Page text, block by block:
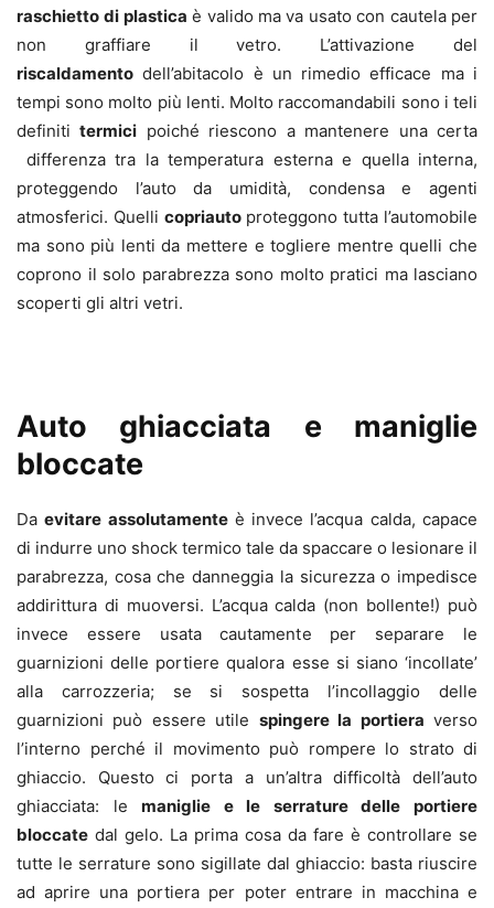
raschietto di plastica è valido ma va usato con cautela per
non graffiare il vetro. L’attivazione del
riscaldamento dell’abitacolo è un rimedio efficace ma i
tempi sono molto più lenti. Molto raccomandabili sono i teli
definititermici poiché riescono a mantenere una certa
differenza tra la temperatura esterna e quella interna,
proteggendo l’auto da umidità, condensa e agenti
atmosferici. Quelli copriautoproteggono tutta l’automobile
ma sono più lenti da mettere e togliere mentre quelli che
coprono il solo parabrezza sono molto pratici ma lasciano
scoperti gli altri vetri.
Auto ghiacciata e maniglie
bloccate
Daevitare assolutamenteè invece l’acqua calda, capace
di indurre uno shock termico tale da spaccare o lesionare il
parabrezza, cosa che danneggia la sicurezza o impedisce
addirittura di muoversi. L’acqua calda (non bollente!) può
invece essere usata cautamente per separare le
guarnizioni delle portiere qualora esse si siano ‘incollate’
alla carrozzeria; se si sospetta l’incollaggio delle
guarnizioni può essere utile spingere la portiera verso
l’interno perché il movimento può rompere lo strato di
ghiaccio. Questo ci porta a un’altra difficoltà dell’auto
ghiacciata: lemaniglie e le serrature delle portiere
bloccate dal gelo. La prima cosa da fare è controllare se
tutte le serrature sono sigillate dal ghiaccio: basta riuscire
ad aprire una portiera per poter entrare in macchina e